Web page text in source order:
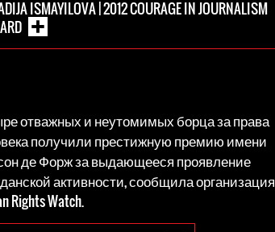
ISMAYILOVA | 2012 COURAGE IN JOURNALISM
отважных и неутомимых борца за права
получили престижную премию имени
де Форж за выдающееся проявление
активности, сообщила организация
Rights Watch.